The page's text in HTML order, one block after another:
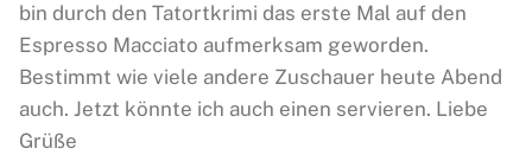
bin durch den Tatortkrimi das erste Mal auf den
Espresso Macciato aufmerksam geworden.
Bestimmt wie viele andere Zuschauer heute Abend
auch. Jetzt könnte ich auch einen servieren. Liebe
Grüße